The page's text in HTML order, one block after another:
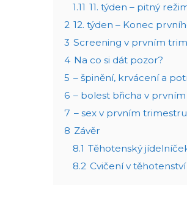
1.11 11. týden – pitný
2 12. týden – Konec
3 Screening v prvním
4 Na co si dát pozor?
5 – špinění, krvácení a
6 – bolest břicha v
7 – sex v prvním trimestru
8 Závěr
8.1 Těhotenský
8.2 Cvičení v těhotenství